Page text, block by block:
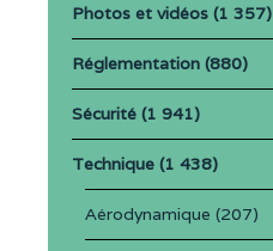
Photos et vidéos(1 357)
Réglementation(880)
Sécurité(1 941)
Technique(1 438)
Aérodynamique (207)